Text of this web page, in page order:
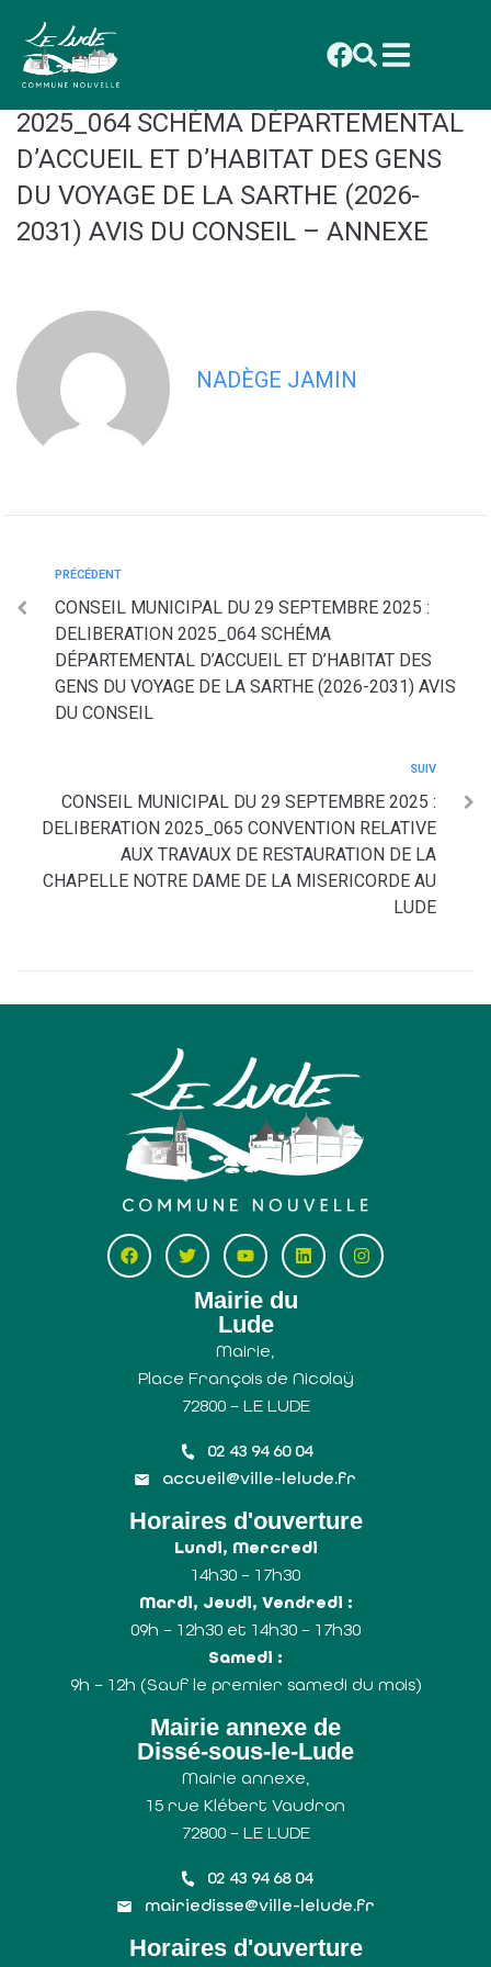
principal
CONSEIL MUNICIPAL DU 29
SEPTEMBRE 2025 : DELIBERATION
2025_064 SCHÉMA DÉPARTEMENTAL
D’ACCUEIL ET D’HABITAT DES GENS
DU VOYAGE DE LA SARTHE (2026-
2031) AVIS DU CONSEIL – ANNEXE
NADÈGE JAMIN
PRÉCÉDENT
CONSEIL MUNICIPAL DU 29 SEPTEMBRE 2025 :
DELIBERATION 2025_064 SCHÉMA
DÉPARTEMENTAL D’ACCUEIL ET D’HABITAT DES
GENS DU VOYAGE DE LA SARTHE (2026-2031) AVIS
DU CONSEIL
SUIV
CONSEIL MUNICIPAL DU 29 SEPTEMBRE 2025 :
DELIBERATION 2025_065 CONVENTION RELATIVE
AUX TRAVAUX DE RESTAURATION DE LA
CHAPELLE NOTRE DAME DE LA MISERICORDE AU
LUDE
Mairie du
Lude
Mairie,
Place François de Nicolaÿ
72800 – LE LUDE
02 43 94 60 04
accueil@ville-lelude.fr
Horaires d'ouverture
Lundi, Mercredi
14h30 – 17h30
Mardi, Jeudi, Vendredi :
09h – 12h30 et 14h30 – 17h30
Samedi :
9h – 12h (Sauf le premier samedi du mois)
Mairie annexe de
Dissé-sous-le-Lude
Mairie annexe,
15 rue Klébert Vaudron
72800 – LE LUDE
02 43 94 68 04
mairiedisse@ville-lelude.fr
Horaires d'ouverture